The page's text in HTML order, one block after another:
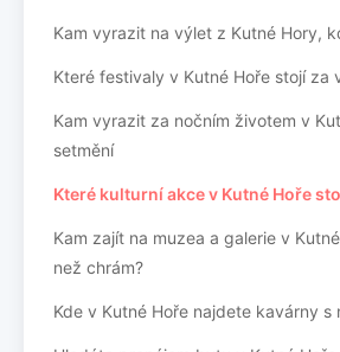
Kam vyrazit na výlet z Kutné Hory,
Které festivaly v Kutné Hoře stojí za
Kam vyrazit za nočním životem v
setmění
Které kulturní akce v Kutné Hoře
Kam zajít na muzea a galerie v
než chrám?
Kde v Kutné Hoře najdete kavárny